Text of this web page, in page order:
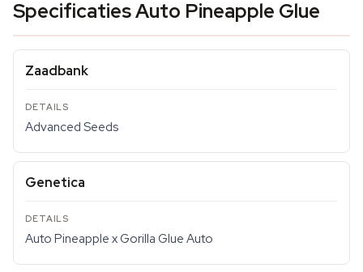
Specificaties Auto Pineapple Glue
Zaadbank
Advanced Seeds
Genetica
Auto Pineapple x Gorilla Glue Auto